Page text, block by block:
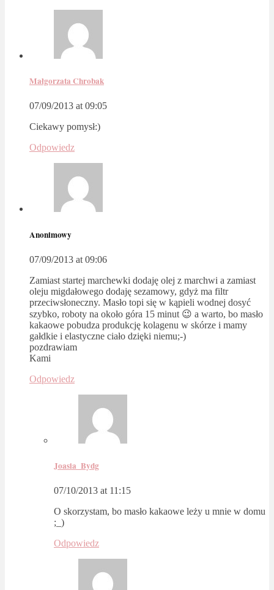
Małgorzata Chrobak
07/09/2013 at 09:05
Ciekawy pomysł:)
Odpowiedz
Anonimowy
07/09/2013 at 09:06
Zamiast startej marchewki dodaję olej z marchwi a zamiast
oleju migdałowego dodaję sezamowy, gdyż ma filtr
przeciwsłoneczny. Masło topi się w kąpieli wodnej dosyć
szybko, roboty na około góra 15 minut 😉 a warto, bo masło
kakaowe pobudza produkcję kolagenu w skórze i mamy
gałdkie i elastyczne ciało dzięki niemu;-)
pozdrawiam
Kami
Odpowiedz
Joasia_Bydg
07/10/2013 at 11:15
O skorzystam, bo masło kakaowe leży u mnie w domu
;_)
Odpowiedz